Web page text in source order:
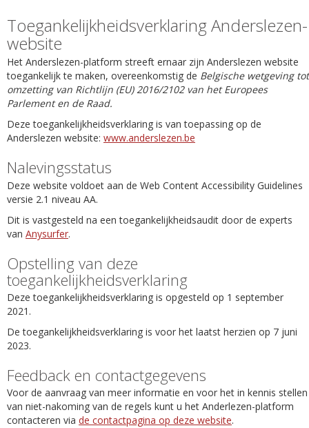
Toegankelijkheidsverklaring Anderslezen-
website
Het Anderslezen-platform streeft ernaar zijn Anderslezen website
toegankelijk te maken, overeenkomstig de Belgische wetgeving tot
omzetting van Richtlijn (EU) 2016/2102 van het Europees
Parlement en de Raad.
Deze toegankelijkheidsverklaring is van toepassing op de
Anderslezen website: www.anderslezen.be
Nalevingsstatus
Deze website voldoet aan de Web Content Accessibility Guidelines
versie 2.1 niveau AA.
Dit is vastgesteld na een toegankelijkheidsaudit door de experts
van Anysurfer.
Opstelling van deze
toegankelijkheidsverklaring
Deze toegankelijkheidsverklaring is opgesteld op 1 september
2021.
De toegankelijkheidsverklaring is voor het laatst herzien op 7 juni
2023.
Feedback en contactgegevens
Voor de aanvraag van meer informatie en voor het in kennis stellen
van niet-nakoming van de regels kunt u het Anderlezen-platform
contacteren via de contactpagina op deze website.